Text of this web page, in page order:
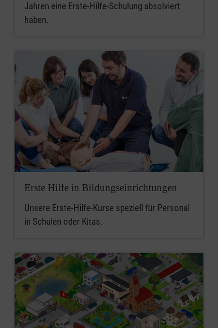
Jahren eine Erste-Hilfe-Schulung absolviert
haben.
Erste Hilfe in Bildungseinrichtungen
Unsere Erste-Hilfe-Kurse speziell für Personal
in Schulen oder Kitas.